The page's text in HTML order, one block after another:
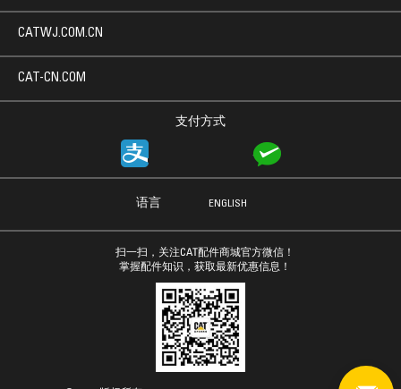
支付方式
CATWJ.COM.CN
CAT-CN.COM
语言 ENGLISH
扫一扫，关注CAT配件商城官方微信！
掌握配件知识，获取最新优惠信息！